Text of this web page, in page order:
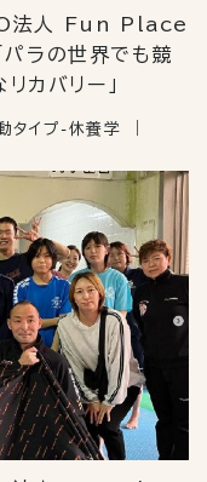
法人 Fun Place
ラの世界でも競
カバリー」
タイプ-休養学